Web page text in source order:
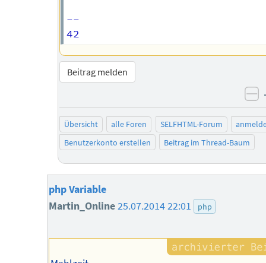
--
Beitrag melden
Übersicht alle Foren SELFHTML-Forum
Benutzerkonto erstellen
Beitrag im Thread-Baum
php Variable
Martin_Online25.07.2014 22:01 php